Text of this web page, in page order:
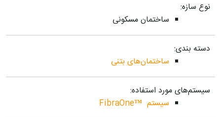
نوع سازه:
ساختمان مسکونی
دسته بندی:
ساختمان‌های بتنی
سیستم‌های مورد استفاده:
سیستم ™FibraOne